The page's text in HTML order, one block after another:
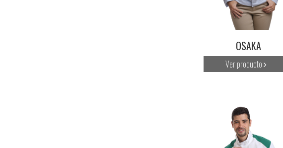
OSAKA
Ver producto